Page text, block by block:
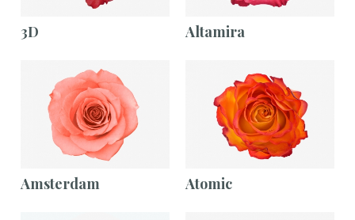
3D Altamira
Amsterdam Atomic